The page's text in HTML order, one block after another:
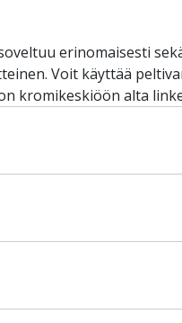
erinomaisesti
Voit käyttää
kromikeskiöön alta